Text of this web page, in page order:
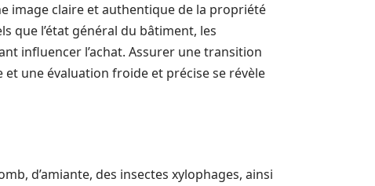
image claire et authentique de la propriété
que l’état général du bâtiment, les
influencer l’achat. Assurer une transition
une évaluation froide et précise se révèle
d’amiante, des insectes xylophages, ainsi